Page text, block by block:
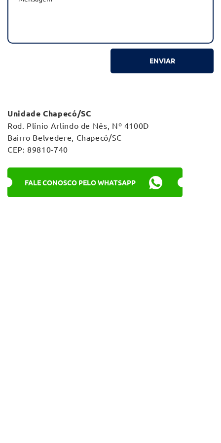
ENVIAR
Unidade Chapecó/SC
Rod. Plínio Arlindo de Nês, Nº 4100D
Bairro Belvedere, Chapecó/SC
CEP: 89810-740
FALE CONOSCO PELO WHATSAPP